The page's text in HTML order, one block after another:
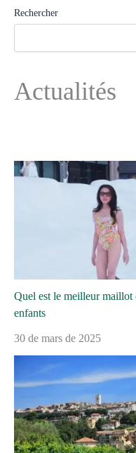
Rechercher
Actualités
Quel est le meilleur maillot
enfants
30 de mars de 2025